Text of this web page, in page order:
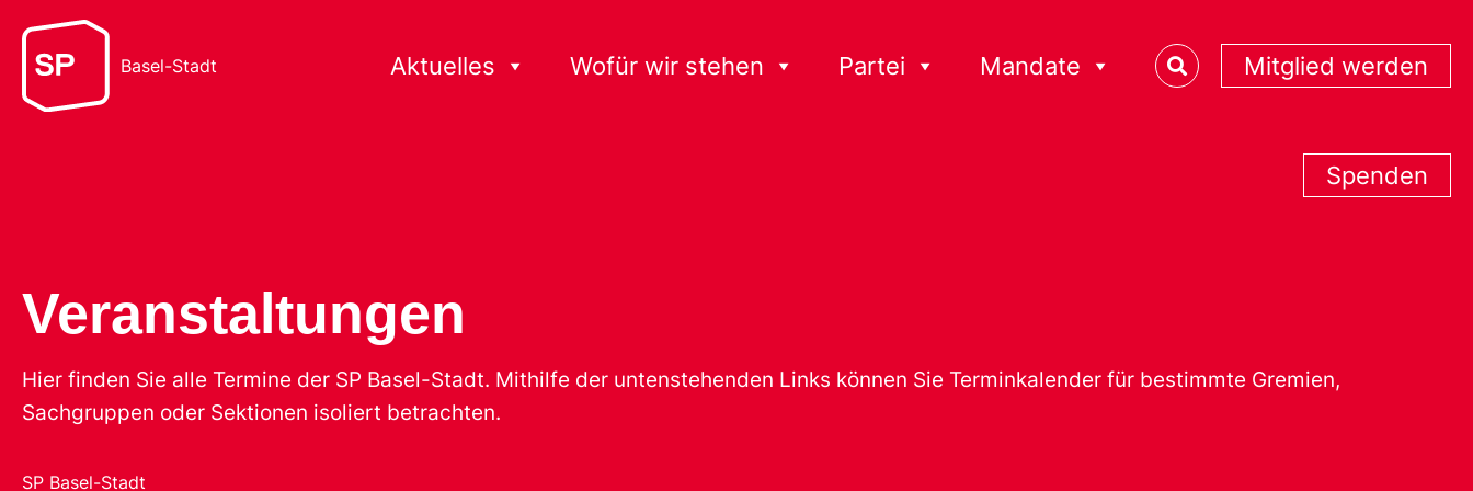
Basel-Stadt Aktuelles Wofür wir stehen Partei Mandate Mitglied werden
Spenden
Veranstaltungen
Hier finden Sie alle Termine der SP Basel-Stadt. Mithilfe der untenstehenden Links können Sie Terminkalender für bestimmte Gremien,
Sachgruppen oder Sektionen isoliert betrachten.
SP Basel-Stadt